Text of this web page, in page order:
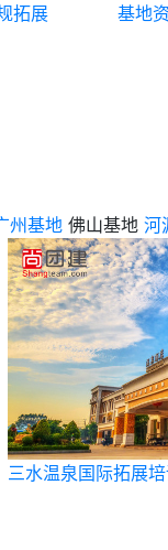
拓展 基地
州基地 佛山基地 河
三水温泉国际拓展